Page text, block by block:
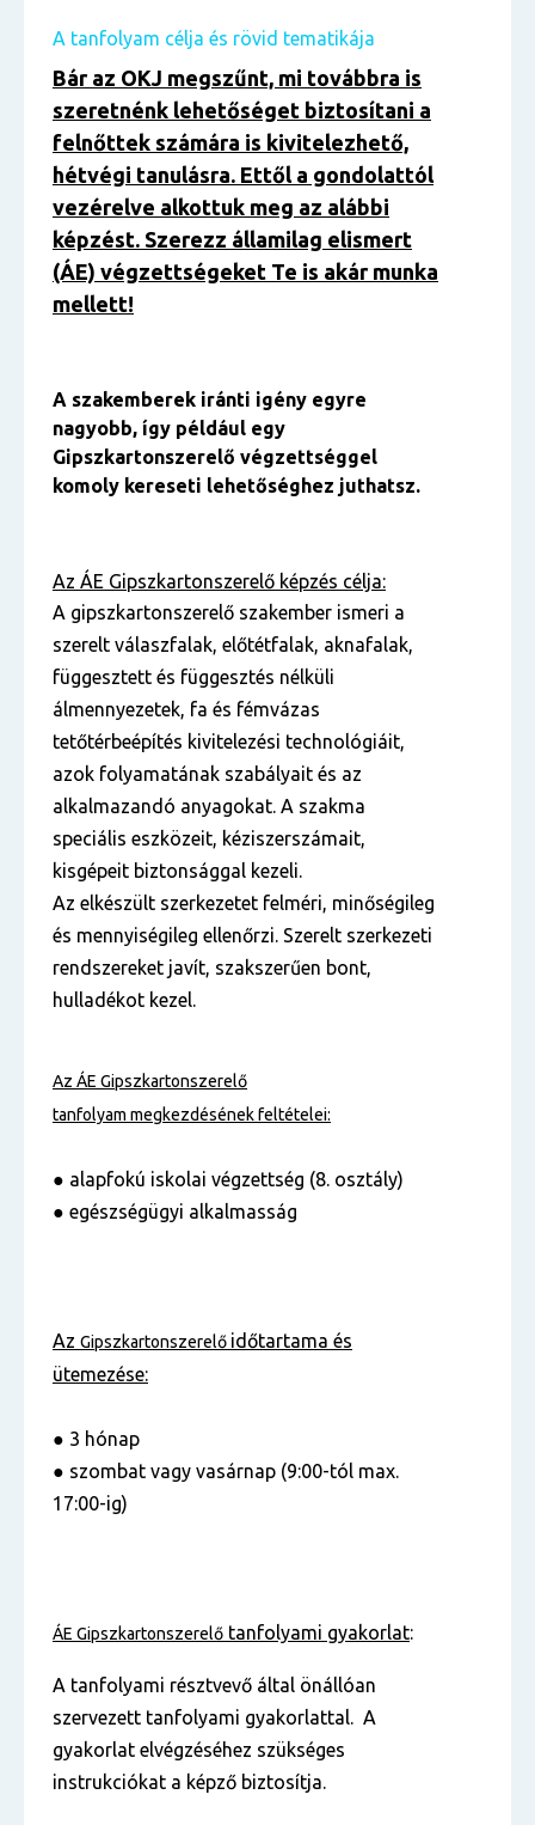
A tanfolyam célja és rövid tematikája
Bár az OKJ megszűnt, mi továbbra is
szeretnénk lehetőséget biztosítani a
felnőttek számára is kivitelezhető,
hétvégi tanulásra. Ettől a gondolattól
vezérelve alkottuk meg az alábbi
képzést. Szerezz államilag elismert
(ÁE) végzettségeket Te is akár munka
mellett!
A szakemberek iránti igény egyre
nagyobb, így például egy
Gipszkartonszerelő végzettséggel
komoly kereseti lehetőséghez juthatsz.
Az ÁE Gipszkartonszerelő képzés célja:
A gipszkartonszerelő szakember ismeri a
szerelt válaszfalak, előtétfalak, aknafalak,
függesztett és függesztés nélküli
álmennyezetek, fa és fémvázas
tetőtérbeépítés kivitelezési technológiáit,
azok folyamatának szabályait és az
alkalmazandó anyagokat. A szakma
speciális eszközeit, kéziszerszámait,
kisgépeit biztonsággal kezeli.
Az elkészült szerkezetet felméri, minőségileg
és mennyiségileg ellenőrzi. Szerelt szerkezeti
rendszereket javít, szakszerűen bont,
hulladékot kezel.
Az ÁE Gipszkartonszerelő
tanfolyam megkezdésének feltételei:
● alapfokú iskolai végzettség (8. osztály)
● egészségügyi alkalmasság
Az Gipszkartonszerelő időtartama és
ütemezése:
● 3 hónap
● szombat vagy vasárnap (9:00-tól max.
17:00-ig)
ÁE Gipszkartonszerelő tanfolyami gyakorlat:
A tanfolyami résztvevő által önállóan
szervezett tanfolyami gyakorlattal. A
gyakorlat elvégzéséhez szükséges
instrukciókat a képző biztosítja.